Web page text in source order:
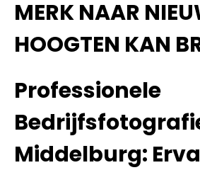
MERK NAAR
HOOGTEN KAN
Professionele
Middelburg: